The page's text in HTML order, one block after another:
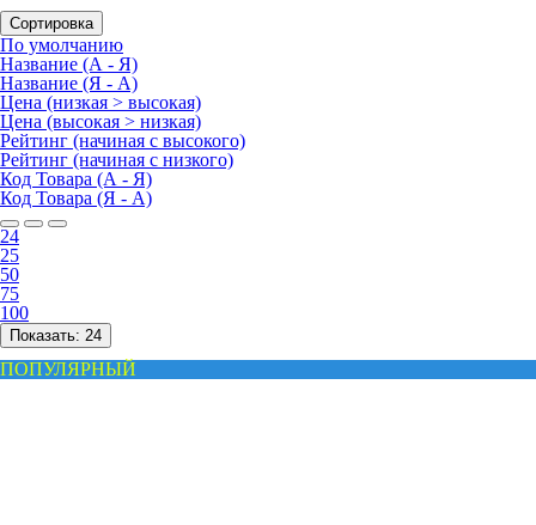
Сортировка
По умолчанию
Название (А - Я)
Название (Я - А)
Цена (низкая > высокая)
Цена (высокая > низкая)
Рейтинг (начиная с высокого)
Рейтинг (начиная с низкого)
Код Товара (А - Я)
Код Товара (Я - А)
24
25
50
75
100
Показать: 24
ПОПУЛЯРНЫЙ